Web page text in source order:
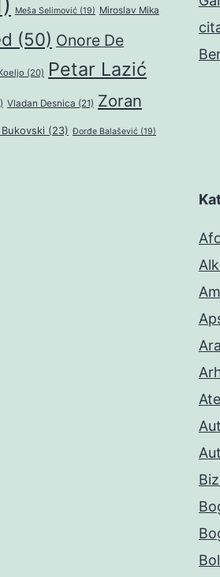
Meša Selimović (19) Miroslav Mika
(50) Onore De
(20) Petar Lazić
Vladan Desnica (21) Zoran
(23) Đorđe Balašević (19)
Bol